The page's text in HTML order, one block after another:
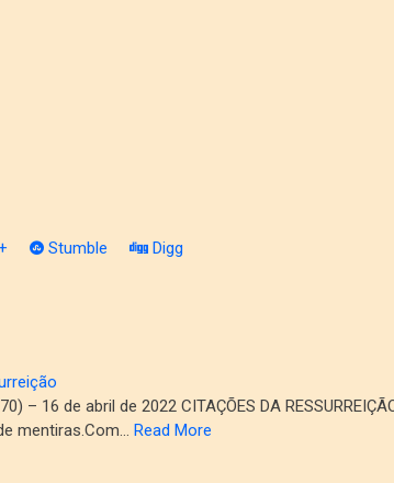
Stumble Digg
– 16 de abril de 2022 CITAÇÕES DA
mentiras.Com… Read More